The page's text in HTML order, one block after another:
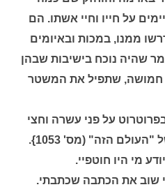
על חייו וחיי אשתו. הם
ממנו, במכות ובאיומים
שהיה נוכח בישיבות שבהן
חמושה, שתפיל את המשטר
על פני עשרה וחצי
עמודים בהוצאה מיוחדת של "העולם הזה" (מס' 1053}.
מי היו חוטפיי.
שוב את הכתבה שכתבתי.